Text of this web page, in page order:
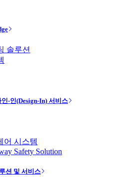
솔루션
-인(Design-In) 서비스
어 시스템
Safety Solution
션 및 서비스